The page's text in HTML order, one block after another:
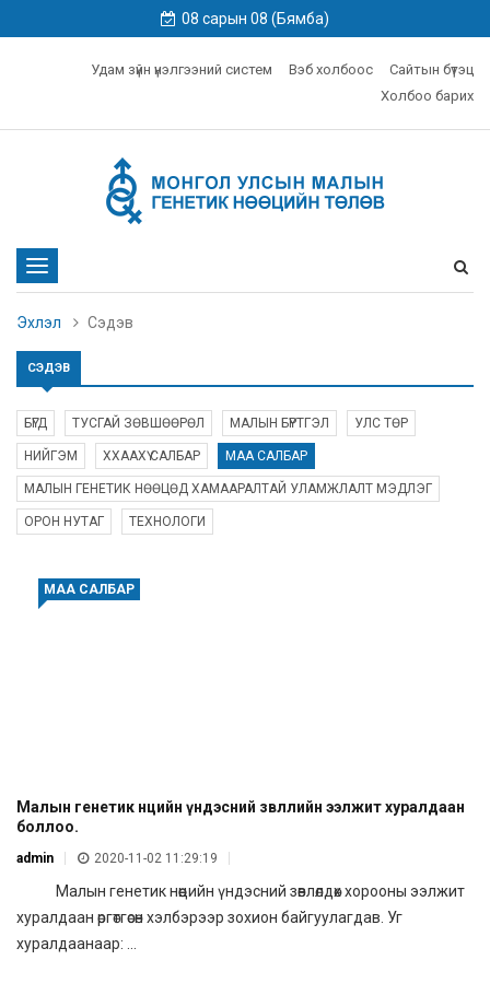
08 сарын 08 (Бямба)
Удам зүйн үнэлгээний систем Вэб холбоос
Сайтын бүтэц
Холбоо барих
Toggle
navigation
Эхлэл
Сэдэв
СЭДЭВ
БҮГД ТУСГАЙ ЗӨВШӨӨРӨЛ МАЛЫН БҮРТГЭЛ УЛС ТӨР
НИЙГЭМ ХХААХҮ САЛБАР МАА САЛБАР
МАЛЫН ГЕНЕТИК НӨӨЦӨД ХАМААРАЛТАЙ УЛАМЖЛАЛТ МЭДЛЭГ
ОРОН НУТАГ ТЕХНОЛОГИ
МАА САЛБАР
Малын генетик нөөцийн үндэсний зөвлөлийн ээлжит хуралдаан
боллоо.
admin 2020-11-02 11:29:19
Малын генетик нөөцийн үндэсний зөвлөлдөх хорооны ээлжит
хуралдаан өргөтгөсөн хэлбэрээр зохион байгуулагдав. Уг
хуралдаанаар: ...